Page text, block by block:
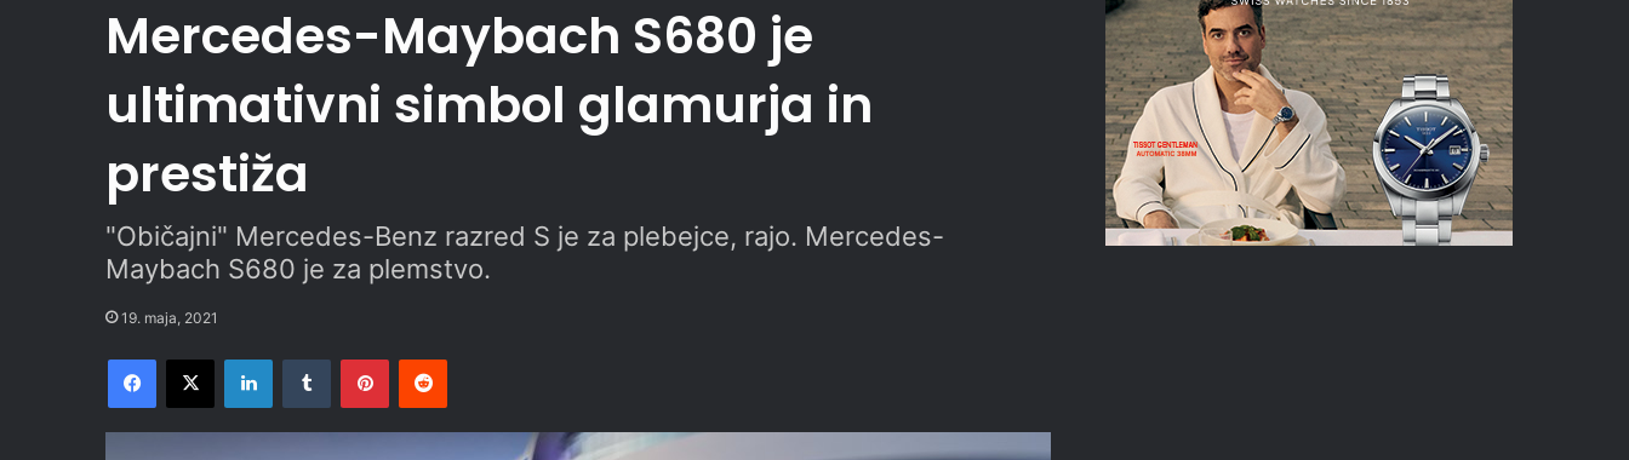
Mercedes-Maybach S680 je
ultimativni simbol glamurja in
prestiža
"Običajni" Mercedes-Benz razred S je za plebejce, rajo. Mercedes-
Maybach S680 je za plemstvo.
19. maja, 2021
Facebook
X LinkedInTumblr PinterestReddit